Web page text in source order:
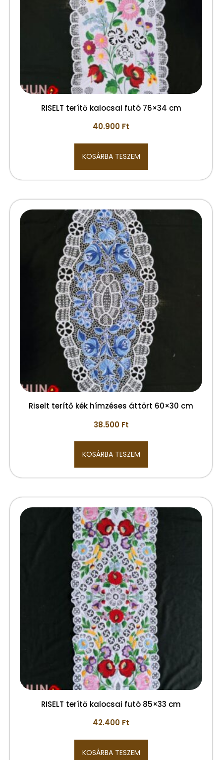
RISELT terítő kalocsai futó 76×34 cm
40.900 Ft
KOSÁRBA TESZEM
Riselt terítő kék hímzéses áttört 60×30 cm
38.500 Ft
KOSÁRBA TESZEM
RISELT terítő kalocsai futó 85×33 cm
42.400 Ft
KOSÁRBA TESZEM